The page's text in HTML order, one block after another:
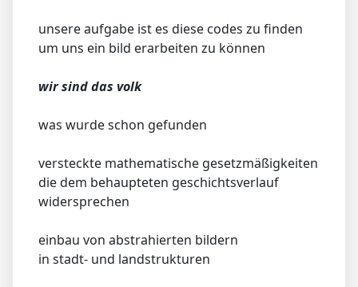
unsere aufgabe ist es diese codes zu finden
um uns ein bild erarbeiten zu können
wir sind das volk
was wurde schon gefunden
versteckte mathematische gesetzmäßigkeiten
die dem behaupteten geschichtsverlauf
widersprechen
einbau von abstrahierten bildern
in stadt- und landstrukturen